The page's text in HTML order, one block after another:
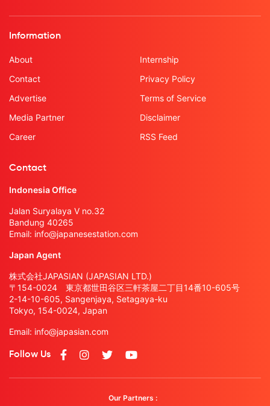
Information
About
Contact
Advertise
Media Partner
Career
Internship
Privacy Policy
Terms of Service
Disclaimer
RSS Feed
Contact
Indonesia Office
Jalan Suryalaya V no.32
Bandung 40265
Email: info@japanesestation.com
Japan Agent
株式会社JAPASIAN (JAPASIAN LTD.)
〒154-0024 東京都世田谷区三軒茶屋二丁目14番10-605号
2-14-10-605, Sangenjaya, Setagaya-ku
Tokyo, 154-0024, Japan
Email: info@japasian.com
Follow Us
Our Partners :